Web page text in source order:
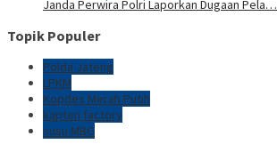
Janda Perwira Polri Laporkan Dugaan Pela…
Topik Populer
Polda Jateng
LPKM
Kopdes Merah Putih
kapten factory
susu MBG